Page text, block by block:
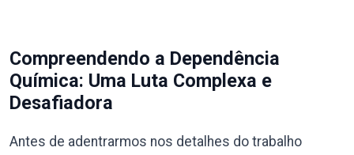
Compreendendo a Dependência
Química: Uma Luta Complexa e
Desafiadora
Antes de adentrarmos nos detalhes do trabalho